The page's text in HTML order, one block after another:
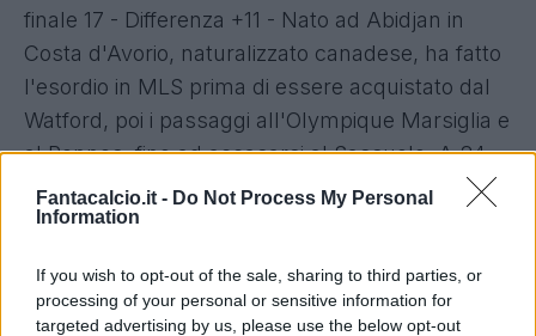
Fantacalcio.it - Do Not Process My Personal
Information
If you wish to opt-out of the sale, sharing to third parties, or
processing of your personal or sensitive information for
targeted advertising by us, please use the below opt-out
finale 17 - Differenza +11 - Nato ad Abidjan in
Costa d'Avorio, naturalizzato canadese, ha fatto
l'esordio in MLS prima di essere acquistato dal
Watford, poi i passaggi all'Olympique Marsiglia e
al Rennes, fino ad accasarsi al Sassuolo. A 24
anni Koné ha già vissuto mille vite, calcistiche e
non, ora in Italia sembra aver trovato la sua
solo un trampolino di lancio. 35 partite a voto e 6
gol, chi ha puntato su di lui come scommessa